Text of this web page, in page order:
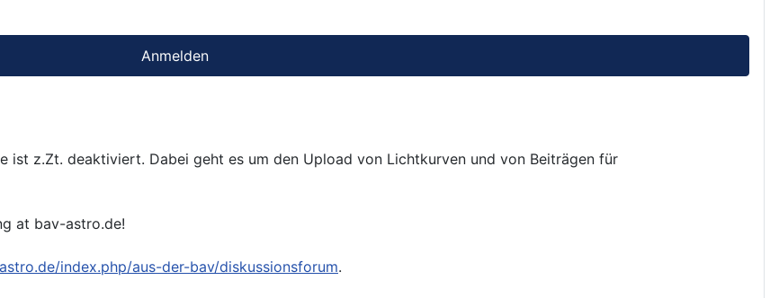
Anmelden
ist z.Zt. deaktiviert. Dabei geht es um den Upload von Lichtkurven und von Beiträgen für
at bav-astro.de!
index.php/aus-der-bav/diskussionsforum.